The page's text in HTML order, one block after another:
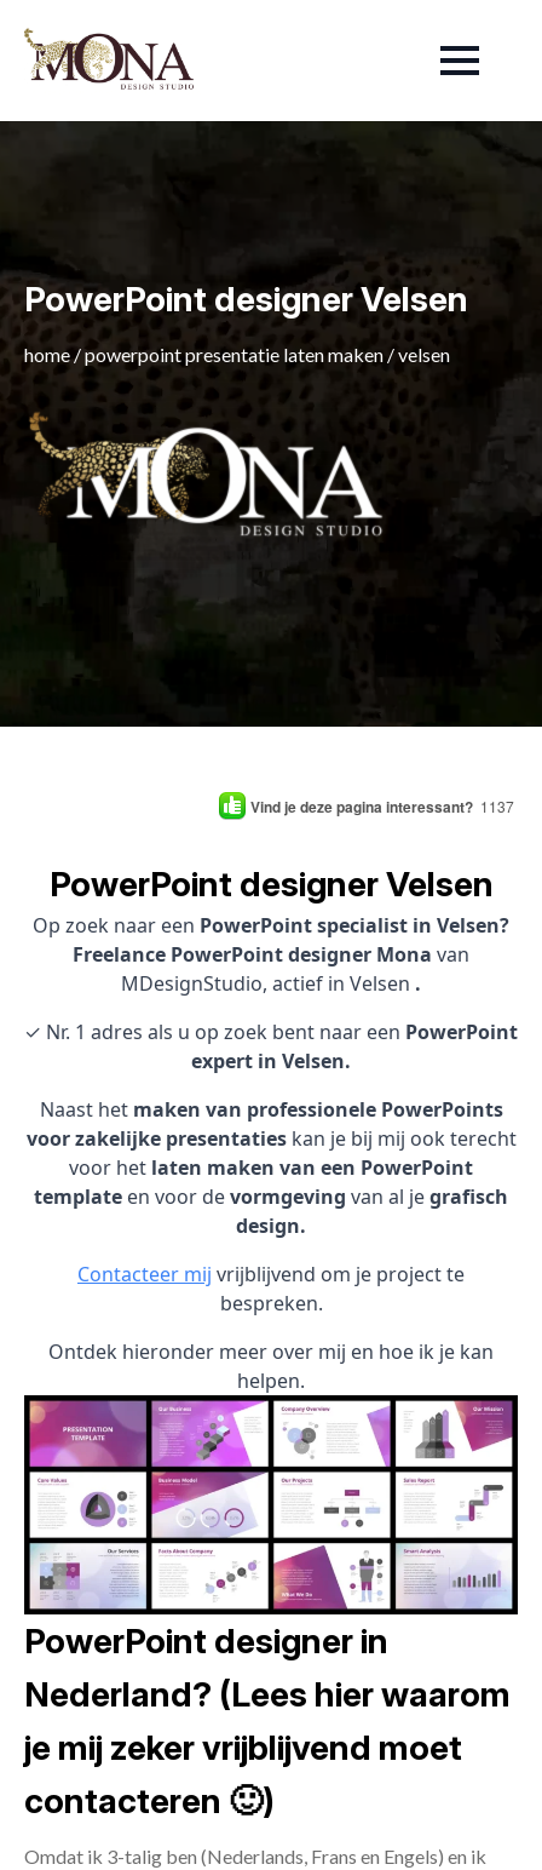
PowerPoint designer Velsen
home /powerpoint presentatie laten maken /velsen
Vind je deze pagina interessant? 1137
PowerPoint designer Velsen
Op zoek naar een PowerPoint specialist in Velsen?
Freelance PowerPoint designer Mona van
MDesignStudio, actief in Velsen .
✓ Nr. 1 adres als u op zoek bent naar een PowerPoint
expert in Velsen.
Naast het maken van professionele PowerPoints
voor zakelijke presentatieskan je bij mij ook terecht
voor het laten maken van een PowerPoint
template en voor devormgeving van al jegrafisch
design.
Contacteer mij vrijblijvend om je project te
bespreken.
Ontdek hieronder meer over mij en hoe ik je kan
helpen.
PowerPoint designer in
Nederland? (Lees hier waarom
je mij zeker vrijblijvend moet
contacteren 🙂)
Omdat ik 3-talig ben (Nederlands, Frans en Engels) en ik